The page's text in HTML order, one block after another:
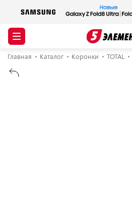
Главная Каталог Коронки TOTAL